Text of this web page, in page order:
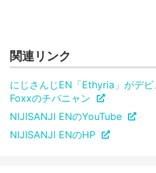
関連リンク
にじさんじEN「Ethyria」がデ
Foxxのチバニャン
NIJISANJI ENのYouTube
NIJISANJI ENのHP